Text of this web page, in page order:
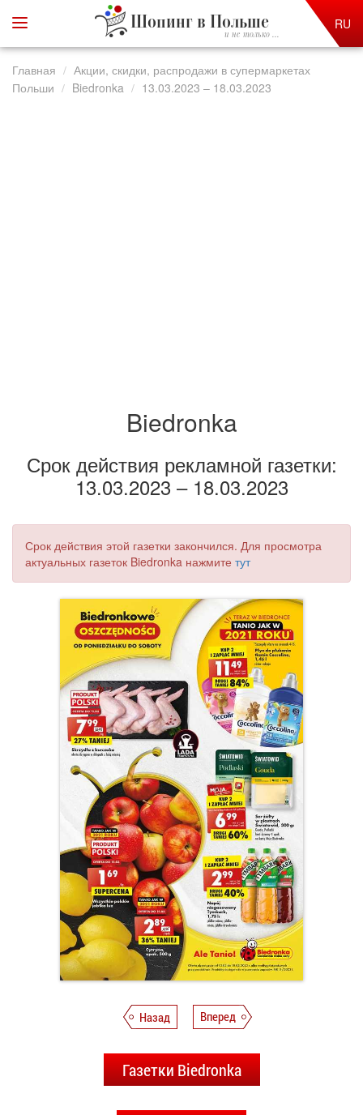
Шопинг в Польше
и не только ...
RU
Главная
Акции, скидки, распродажи в супермаркетах
Польши
Biedronka 13.03.2023 – 18.03.2023
Biedronka
Срок действия рекламной газетки:
13.03.2023 – 18.03.2023
Срок действия этой газетки закончился. Для просмотра
актуальных газеток Biedronka нажмите тут
Назад Вперед
Газетки Biedronka